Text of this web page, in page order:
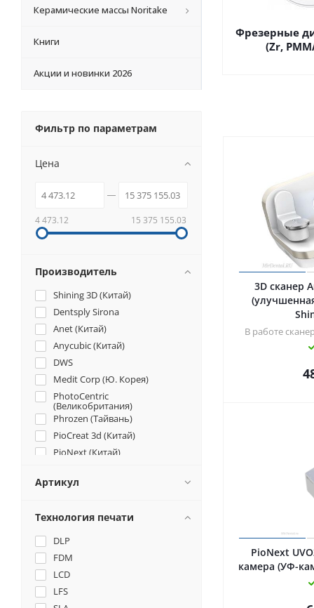
Фрезерные
(Zr,
3D сканер
В работе
PioNext
камера (УФ-
Керамические массы Noritake
Книги
Акции и новинки 2026
Фильтр по параметрам
Цена
4 473.12 15 375 155.03
Производитель
Shining 3D (Китай)
Dentsply Sirona
Anet (Китай)
Anycubic (Китай)
DWS
Medit Corp (Ю. Корея)
PhotoCentric
(Великобритания)
Phrozen (Тайвань)
PioCreat 3d (Китай)
PioNext (Китай)
SprintRay (Китай)
UniFormation (Китай)
Uniz (США)
UP3D (Китай)
Wanhao (Китай)
XYZprinting (Тайвань)
ООО "Циркон Керамика"
Артикул
Технология печати
DLP
FDM
LCD
LFS